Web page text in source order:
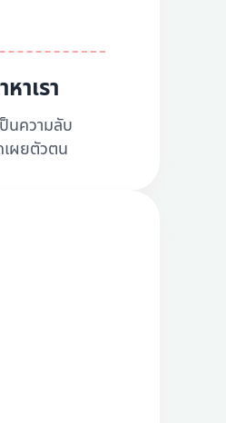
าเรา
นความลับ
เผยตัวตน